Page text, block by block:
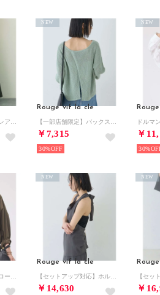
Rouge vif la cle
￥7,315
NEW
30%
￥
NEW
30%
Rouge vif la cle
￥14,630
NEW
￥
NEW